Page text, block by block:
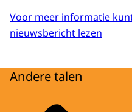
Voor meer informatie
nieuwsbericht lezen
Andere talen